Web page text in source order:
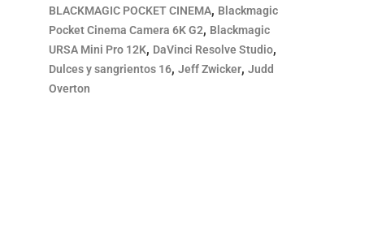
BLACKMAGIC POCKET CINEMA, Blackmagic
Pocket Cinema Camera 6K G2, Blackmagic
URSA Mini Pro 12K, DaVinci Resolve Studio,
Dulces y sangrientos 16,Jeff Zwicker,Judd
Overton